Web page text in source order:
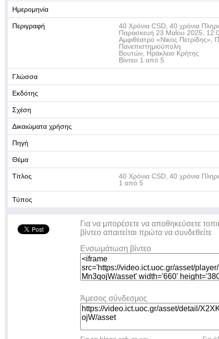
Ημερομηνία
Περιγραφή
40 Χρόνια CSD, 40 χρόνια
Παρασκευή 23 Μαΐου 2025,
Αμφιθέατρο «Νίκος Πετρίδης»,
Πανεπιστημιούπολη
Βουτών, Ηράκλειο Κρήτης
Βίντεο 1 από 5
Γλώσσα
Εκδότης
Σχέση
Δικαιώματα χρήσης
Πηγή
Θέμα
Τίτλος
40 Χρόνια CSD, 40 χρόνια
1 από 5
Τύπος
Για να μπορέσετε να αποθηκεύσετε
βίντεο απαιτείται πρώτα να συνδεθείτε
Ενσωμάτωση βίντεο
Άμεσος σύνδεσμος